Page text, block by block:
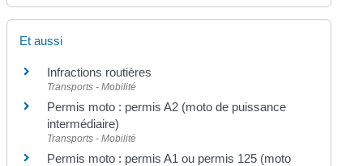
Et aussi
Infractions routières
Transports - Mobilité
Permis moto : permis A2 (moto de puissance
intermédiaire)
Transports - Mobilité
Permis moto : permis A1 ou permis 125 (moto